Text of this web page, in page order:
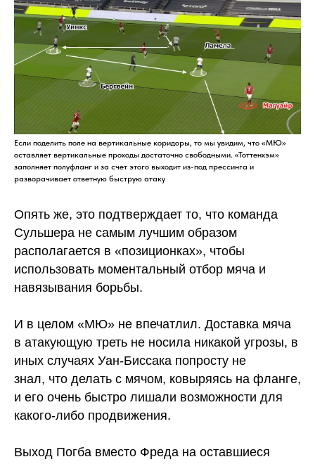
Если поделить поле на вертикальные коридоры, то мы увидим, что «МЮ»
оставляет вертикальные проходы достаточно свободными. «Тоттенхэм»
заполняет полуфланг и за счет этого выходит из-под прессинга и
разворачивает ответную быструю атаку
Опять же, это подтверждает то, что команда
Сульшера не самым лучшим образом
располагается в «позиционках», чтобы
использовать моментальный отбор мяча и
навязывания борьбы.
И в целом «МЮ» не впечатлил. Доставка мяча
в атакующую треть не носила никакой угрозы, в
иных случаях Уан-Биссака попросту не
знал, что делать с мячом, ковыряясь на фланге,
и его очень быстро лишали возможности для
какого-либо продвижения.
Выход Погба вместо Фреда на оставшиеся